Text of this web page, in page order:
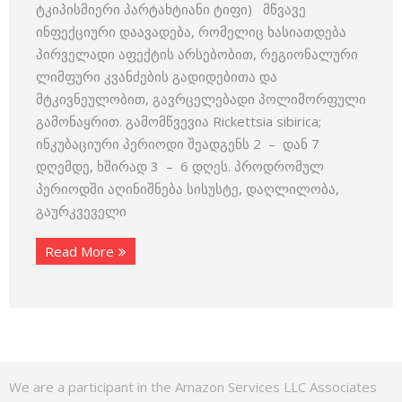
ტკიპისმიერი პარტახტიანი ტიფი) მწვავე
ინფექციური დაავადება, რომელიც ხასიათდება
პირველადი აფექტის არსებობით, რეგიონალური
ლიმფური კვანძების გადიდებითა და
მტკივნეულობით, გავრცელებადი პოლიმორფული
გამონაყრით. გამომწვევია Rickettsia sibirica;
ინკუბაციური პერიოდი შეადგენს 2 – დან 7
დღემდე, ხშირად 3 – 6 დღეს. პროდრომულ
პერიოდში აღინიშნება სისუსტე, დაღლილობა,
გაურკვეველი
Read More
We are a participant in the Amazon Services LLC Associates